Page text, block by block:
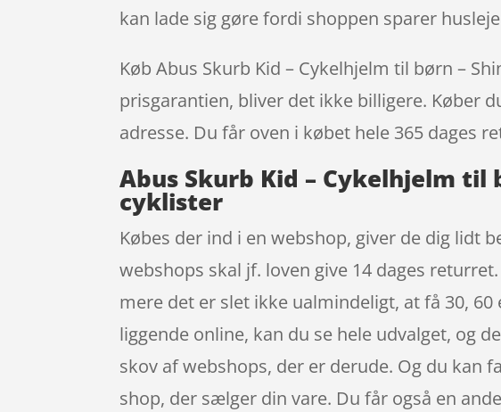
kan lade sig gøre fordi shoppen sparer
Køb Abus Skurb Kid – Cykelhjelm til børn –
prisgarantien, bliver det ikke billigere. Køber
adresse. Du får oven i købet hele 365 dages
Abus Skurb Kid – Cykelhjelm
cyklister
Købes der ind i en webshop, giver de dig lidt
webshops skal jf. loven give 14 dages
mere det er slet ikke ualmindeligt, at få 30,
liggende online, kan du se hele udvalget, og
skov af webshops, der er derude. Og du kan
shop, der sælger din vare. Du får også en